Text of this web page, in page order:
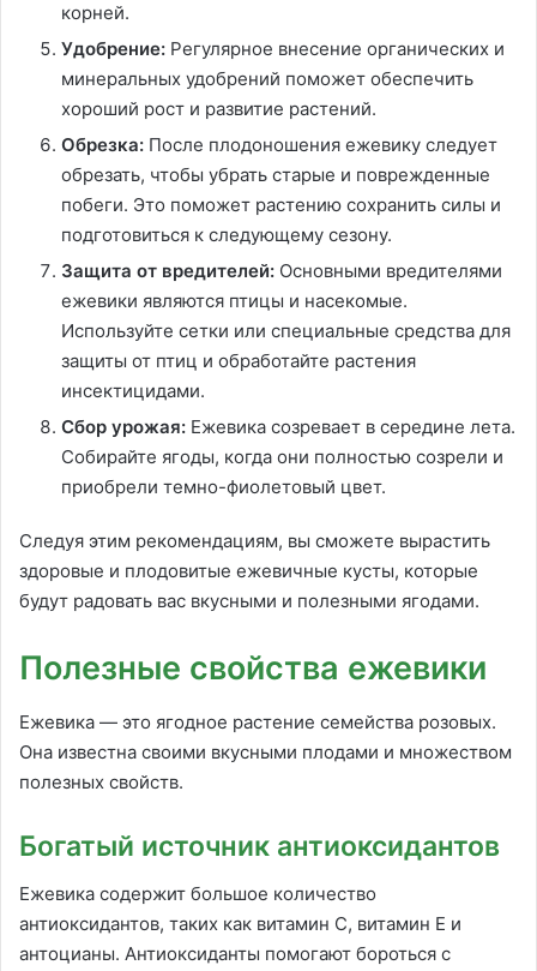
корней.
Удобрение: Регулярное внесение органических и
минеральных удобрений поможет обеспечить
хороший рост и развитие растений.
Обрезка: После плодоношения ежевику следует
обрезать, чтобы убрать старые и поврежденные
побеги. Это поможет растению сохранить силы и
подготовиться к следующему сезону.
Защита от вредителей: Основными вредителями
ежевики являются птицы и насекомые.
Используйте сетки или специальные средства для
защиты от птиц и обработайте растения
инсектицидами.
Сбор урожая: Ежевика созревает в середине лета.
Собирайте ягоды, когда они полностью созрели и
приобрели темно-фиолетовый цвет.
Следуя этим рекомендациям, вы сможете вырастить
здоровые и плодовитые ежевичные кусты, которые
будут радовать вас вкусными и полезными ягодами.
Полезные свойства ежевики
Ежевика — это ягодное растение семейства розовых.
Она известна своими вкусными плодами и множеством
полезных свойств.
Богатый источник антиоксидантов
Ежевика содержит большое количество
антиоксидантов, таких как витамин С, витамин Е и
антоцианы. Антиоксиданты помогают бороться с